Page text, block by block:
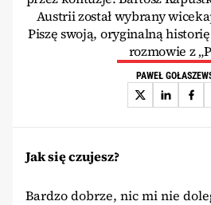
Austrii został wybrany
Piszę swoją, oryginalną
rozmowie z
PAWEŁ
Jak się czujesz?
Bardzo dobrze, nic mi nie